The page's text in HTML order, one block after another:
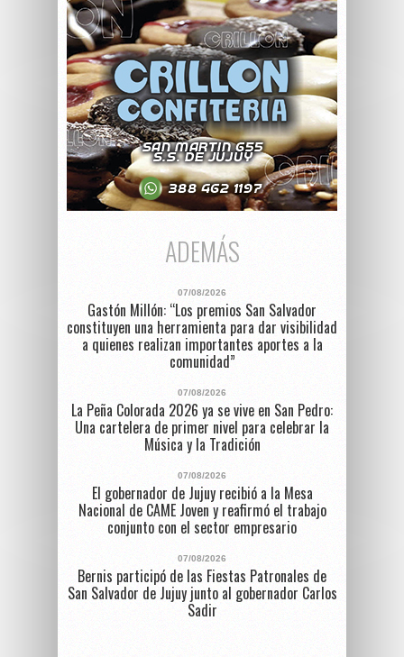
ADEMÁS
07/08/2026
Gastón Millón: “Los premios San Salvador
constituyen una herramienta para dar visibilidad
a quienes realizan importantes aportes a la
comunidad”
07/08/2026
La Peña Colorada 2026 ya se vive en San Pedro:
Una cartelera de primer nivel para celebrar la
Música y la Tradición
07/08/2026
El gobernador de Jujuy recibió a la Mesa
Nacional de CAME Joven y reafirmó el trabajo
conjunto con el sector empresario
07/08/2026
Bernis participó de las Fiestas Patronales de
San Salvador de Jujuy junto al gobernador Carlos
Sadir